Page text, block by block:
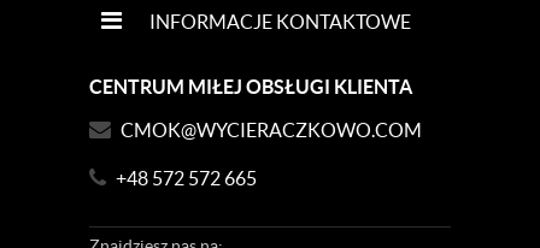
INFORMACJE KONTAKTOWE
CENTRUM MIŁEJ OBSŁUGI KLIENTA
CMOK@WYCIERACZKOWO.COM
+48 572 572 665